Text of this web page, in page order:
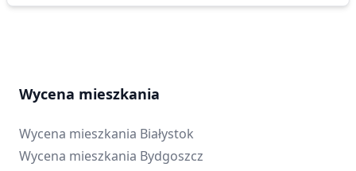
Wycena mieszkania
Wycena mieszkania Białystok
Wycena mieszkania Bydgoszcz